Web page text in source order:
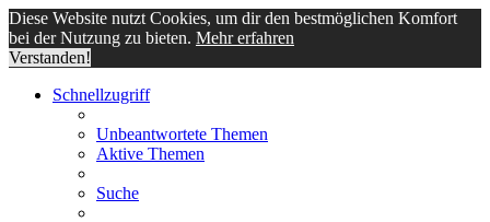
Diese Website nutzt Cookies, um dir den bestmöglichen Komfort
bei der Nutzung zu bieten. Mehr erfahren
Verstanden!
Schnellzugriff
Unbeantwortete Themen
Aktive Themen
Suche